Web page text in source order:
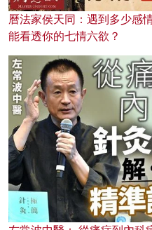
曆法家侯天同：遇到多少感
能看透你的七情六欲？